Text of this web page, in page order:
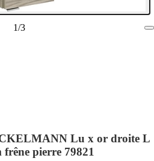
1/3
Lu x or droite L
pierre 79821